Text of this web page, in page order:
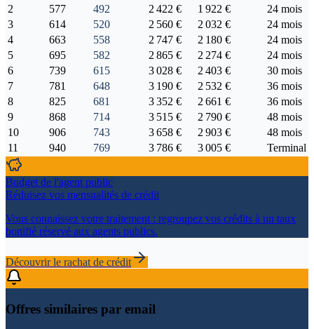
2
577 492 2 422 € 1 922 €
24 mois
3
614 520 2 560 € 2 032 €
24 mois
4
663 558 2 747 € 2 180 €
24 mois
5
695 582 2 865 € 2 274 €
24 mois
6
739 615 3 028 € 2 403 €
30 mois
7
781 648 3 190 € 2 532 €
36 mois
8
825 681 3 352 € 2 661 €
36 mois
9
868 714 3 515 € 2 790 €
48 mois
10
906 743 3 658 € 2 903 €
48 mois
11
940 769 3 786 € 3 005 € Terminal
Budget de l'agent public
Réduisez vos mensualités de crédit
Vous connaissez votre traitement : regroupez vos crédits à un taux
bonifié réservé aux agents publics.
Découvrir le rachat de crédit
Offres similaires par email